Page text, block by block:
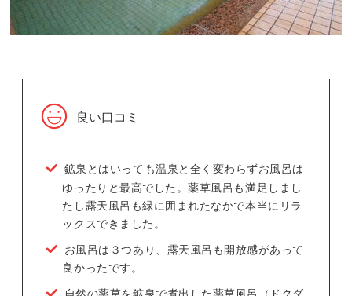
良い口コミ
鉱泉とはいっても温泉と全く変わらずお風呂は
ゆったりと最高でした。薬草風呂も満足しまし
たし露天風呂も緑に囲まれたなかで本当にリラ
ックスできました。
お風呂は３つあり、露天風呂も開放感があって
良かったです。
自然の薬草を鉱泉で煮出した薬草風呂（ドクダ